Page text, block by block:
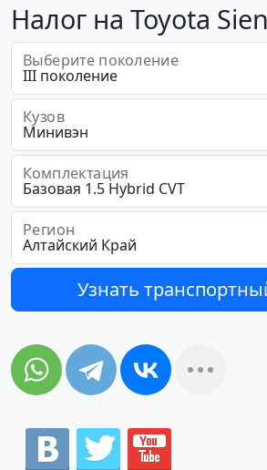
Налог на Toyota
Выберите поколение
Кузов
Комплектация
Регион